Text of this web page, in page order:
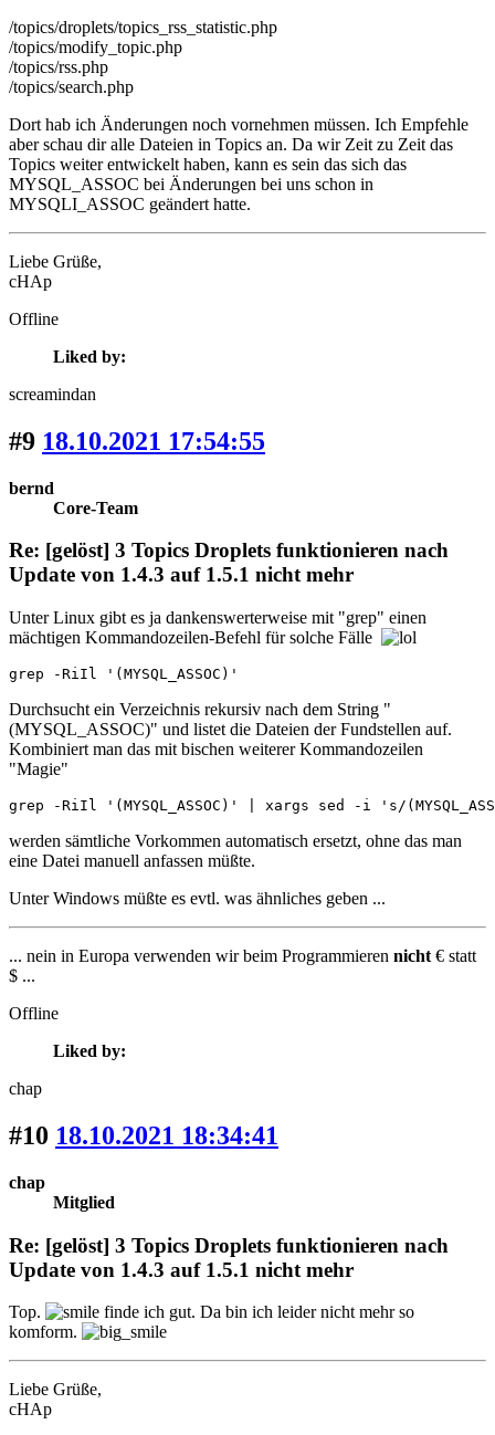
/topics/droplets/topics_rss_statistic.php
/topics/modify_topic.php
/topics/rss.php
/topics/search.php
Dort hab ich Änderungen noch vornehmen müssen. Ich Empfehle
aber schau dir alle Dateien in Topics an. Da wir Zeit zu Zeit das
Topics weiter entwickelt haben, kann es sein das sich das
MYSQL_ASSOC bei Änderungen bei uns schon in
MYSQLI_ASSOC geändert hatte.
Liebe Grüße,
cHAp
Offline
Liked by:
screamindan
#9 18.10.2021 17:54:55
bernd
Core-Team
Re: [gelöst] 3 Topics Droplets funktionieren nach
Update von 1.4.3 auf 1.5.1 nicht mehr
Unter Linux gibt es ja dankenswerterweise mit "grep" einen
mächtigen Kommandozeilen-Befehl für solche Fälle
grep -RiIl '(MYSQL_ASSOC)'
Durchsucht ein Verzeichnis rekursiv nach dem String "
(MYSQL_ASSOC)" und listet die Dateien der Fundstellen auf.
Kombiniert man das mit bischen weiterer Kommandozeilen
"Magie"
grep -RiIl '(MYSQL_ASSOC)' | xargs sed -i 's/
werden sämtliche Vorkommen automatisch ersetzt, ohne das man
eine Datei manuell anfassen müßte.
Unter Windows müßte es evtl. was ähnliches geben ...
... nein in Europa verwenden wir beim Programmieren nicht € statt
$ ...
Offline
Liked by:
chap
#10 18.10.2021 18:34:41
chap
Mitglied
Re: [gelöst] 3 Topics Droplets funktionieren nach
Update von 1.4.3 auf 1.5.1 nicht mehr
Top.
finde ich gut. Da bin ich leider nicht mehr so
komform.
Liebe Grüße,
cHAp